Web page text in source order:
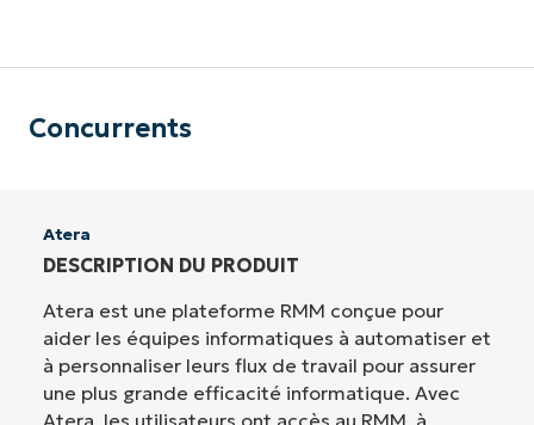
Concurrents
Atera
DESCRIPTION DU PRODUIT
Atera est une plateforme RMM conçue pour
aider les équipes informatiques à automatiser et
à personnaliser leurs flux de travail pour assurer
une plus grande efficacité informatique. Avec
Atera, les utilisateurs ont accès au RMM, à